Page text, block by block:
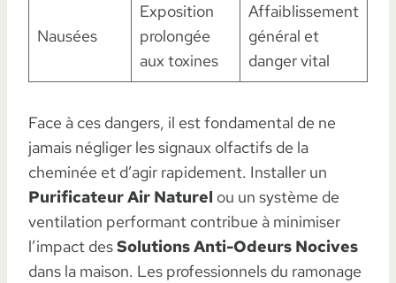
Nausées
Exposition
prolongée
aux toxines
Affaiblissement
général et
danger vital
Face à ces dangers, il est fondamental de ne
jamais négliger les signaux olfactifs de la
cheminée et d’agir rapidement. Installer un
Purificateur Air Naturel ou un système de
ventilation performant contribue à minimiser
l’impact desSolutions Anti-Odeurs Nocives
dans la maison. Les professionnels du ramonage